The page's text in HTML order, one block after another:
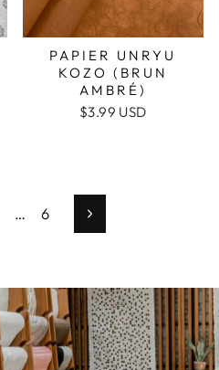
PAPIER UNRYU
KOZO (BRUN
AMBRÉ)
$3.99 USD
… 6 Suivant